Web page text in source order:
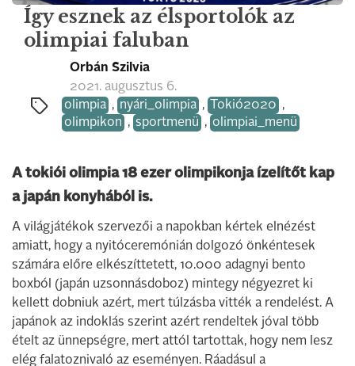
Így esznek az élsportolók az
olimpiai faluban
Orbán Szilvia
2021. augusztus 6.
olimpia , nyári_olimpia , Tokió2020 ,
olimpikon , sportmenü , olimpiai_menü
A tokiói olimpia 18 ezer olimpikonja ízelítőt kap
a japán konyhából is.
A világjátékok szervezői a napokban kértek elnézést
amiatt, hogy a nyitóceremónián dolgozó önkéntesek
számára előre elkészíttetett, 10.000 adagnyi bento
boxból (japán uzsonnásdoboz) mintegy négyezret ki
kellett dobniuk azért, mert túlzásba vitték a rendelést. A
japánok az indoklás szerint azért rendeltek jóval több
ételt az ünnepségre, mert attól tartottak, hogy nem lesz
elég falatoznivaló az eseményen. Ráadásul a